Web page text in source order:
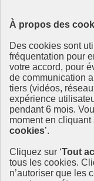
Copier dans le
République
Française
Le portail est conçu
déclaration et au
commerciales et
gouvernemental,
développement
info.gouv.fr-
service-public.fr
À propos des
Des cookies sont
fréquentation pour
votre accord, pour
de communication
tiers (vidéos,
expérience
pendant 6 mois.
moment en cliquant
cookies’.
Cliquez sur ‘Tout
tous les cookies.
n’autoriser que les